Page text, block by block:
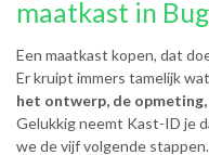
maatkast in
Een maatkast kopen, dat
Er kruipt immers tamelijk
het ontwerp, de
Gelukkig neemt Kast-ID je
we de vijf volgende stappen.